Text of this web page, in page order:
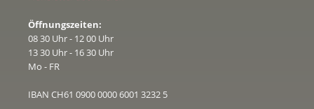
Öffnungszeiten:
08 30 Uhr - 12 00 Uhr
13 30 Uhr - 16 30 Uhr
Mo - FR
IBAN CH61 0900 0000 6001 3232 5